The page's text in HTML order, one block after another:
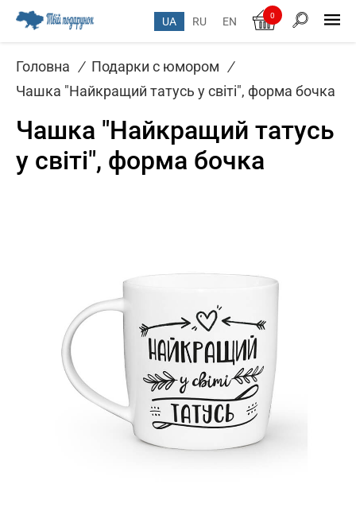
UA RU EN 0
Головна / Подарки с юмором /
Чашка "Найкращий татусь у світі", форма бочка
Чашка "Найкращий татусь
у світі", форма бочка